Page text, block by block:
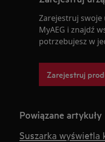
Zarejestruj swoje
MyAEG i znajdź
potrzebujesz w
Zarejestruj
Powiązane artykuły
Suszarka wyświetla